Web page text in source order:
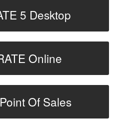
5 Desktop
Online
Of Sales